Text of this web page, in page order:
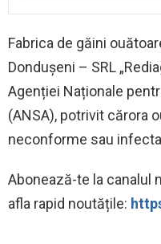
Fabrica de găini
Dondușeni – SRL
Agenției Naționale
(ANSA), potrivit cărora
neconforme sau
Abonează-te la canalul
afla rapid noutățile: